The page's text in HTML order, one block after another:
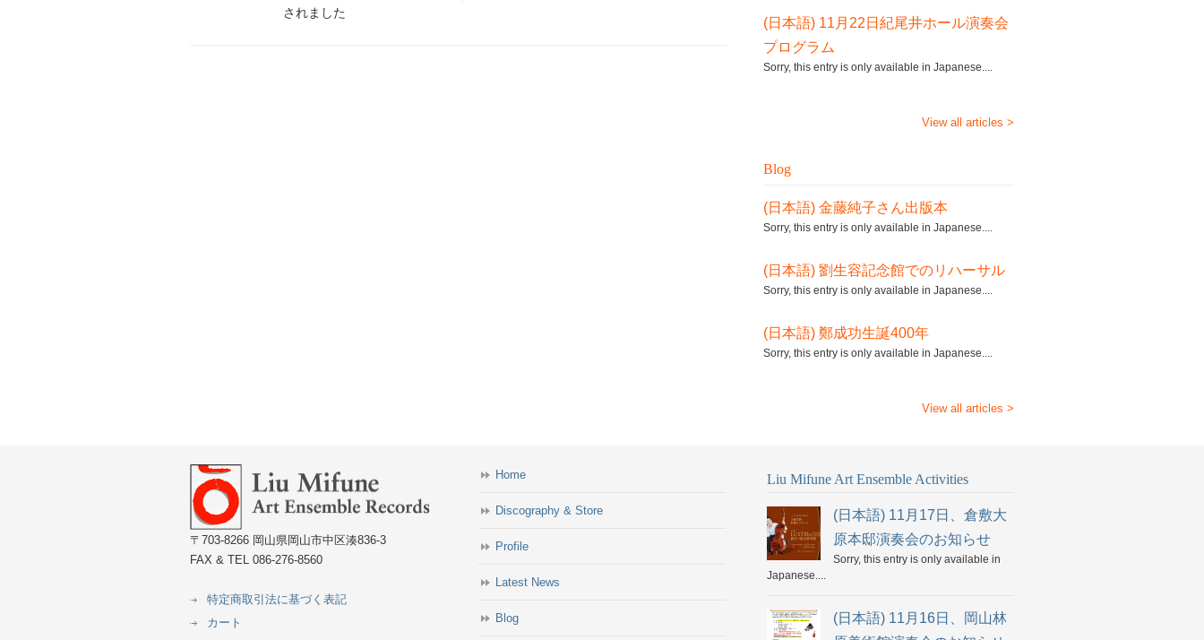
されました
(日本語) 11月22日紀尾井ホール演奏会
プログラム
Sorry, this entry is only available in Japanese....
View all articles >
Blog
(日本語) 金藤純子さん出版本
Sorry, this entry is only available in Japanese....
(日本語) 劉生容記念館でのリハーサル
Sorry, this entry is only available in Japanese....
(日本語) 鄭成功生誕400年
Sorry, this entry is only available in Japanese....
View all articles >
〒703-8266 岡山県岡山市中区湊836-3
FAX & TEL 086-276-8560
特定商取引法に基づく表記
カート
Home
Discography & Store
Profile
Latest News
Blog
Liu Mifune Art Ensemble Activities
(日本語) 11月17日、倉敷大
原本邸演奏会のお知らせ
Sorry, this entry is only available in
Japanese....
(日本語) 11月16日、岡山林